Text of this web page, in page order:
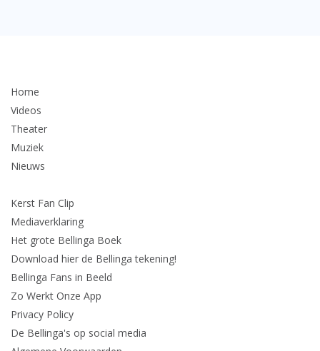
Home
Videos
Theater
Muziek
Nieuws
Kerst Fan Clip
Mediaverklaring
Het grote Bellinga Boek
Download hier de Bellinga tekening!
Bellinga Fans in Beeld
Zo Werkt Onze App
Privacy Policy
De Bellinga's op social media